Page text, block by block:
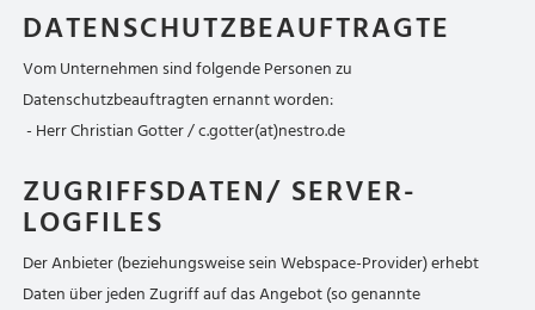
DATENSCHUTZBEAUFTRAGTE
Vom Unternehmen sind folgende Personen zu
Datenschutzbeauftragten ernannt worden:
- Herr Christian Gotter / c.gotter(at)nestro.de
ZUGRIFFSDATEN/ SERVER-
LOGFILES
Der Anbieter (beziehungsweise sein Webspace-Provider) erhebt
Daten über jeden Zugriff auf das Angebot (so genannte